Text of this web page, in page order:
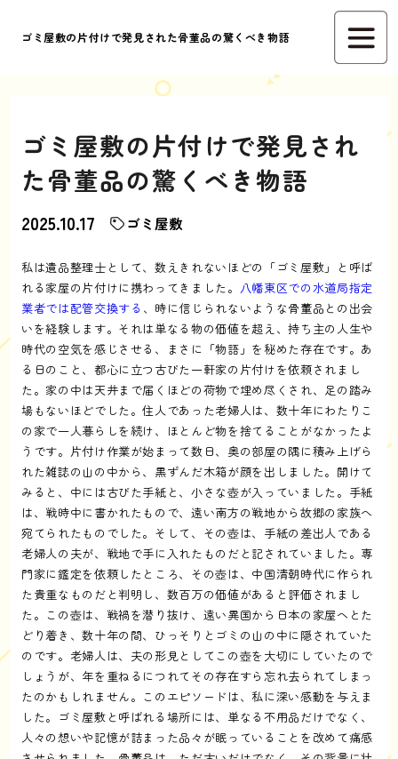
ゴミ屋敷の片付けで発見された骨董品の驚くべき物語
ゴミ屋敷の片付けで発見され
た骨董品の驚くべき物語
2025.10.17 ゴミ屋敷
私は遺品整理士として、数えきれないほどの「ゴミ屋敷」と呼ば
れる家屋の片付けに携わってきました。 八幡東区での水道局指定
業者では配管交換する 、時に信じられないような骨董品との出会
いを経験します。それは単なる物の価値を超え、持ち主の人生や
時代の空気を感じさせる、まさに「物語」を秘めた存在です。あ
る日のこと、都心に立つ古びた一軒家の片付けを依頼されまし
た。家の中は天井まで届くほどの荷物で埋め尽くされ、足の踏み
場もないほどでした。住人であった老婦人は、数十年にわたりこ
の家で一人暮らしを続け、ほとんど物を捨てることがなかったよ
うです。片付け作業が始まって数日、奥の部屋の隅に積み上げら
れた雑誌の山の中から、黒ずんだ木箱が顔を出しました。開けて
みると、中には古びた手紙と、小さな壺が入っていました。手紙
は、戦時中に書かれたもので、遠い南方の戦地から故郷の家族へ
宛てられたものでした。そして、その壺は、手紙の差出人である
老婦人の夫が、戦地で手に入れたものだと記されていました。専
門家に鑑定を依頼したところ、その壺は、中国清朝時代に作られ
た貴重なものだと判明し、数百万の価値があると評価されまし
た。この壺は、戦禍を潜り抜け、遠い異国から日本の家屋へとた
どり着き、数十年の間、ひっそりとゴミの山の中に隠されていた
のです。老婦人は、夫の形見としてこの壺を大切にしていたので
しょうが、年を重ねるにつれてその存在すら忘れ去られてしまっ
たのかもしれません。このエピソードは、私に深い感動を与えま
した。ゴミ屋敷と呼ばれる場所には、単なる不用品だけでなく、
人々の想いや記憶が詰まった品々が眠っていることを改めて痛感